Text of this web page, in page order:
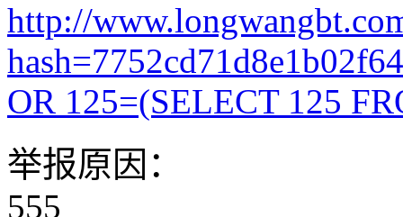
http://
OR 125=(SELECT 125
举报原因：
555